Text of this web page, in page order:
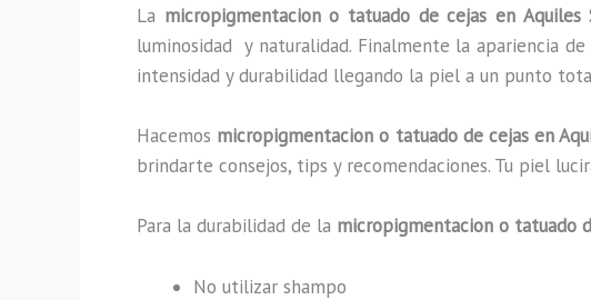
La micropigmentacion o tatuado de cejas en Aquiles
luminosidad y naturalidad. Finalmente la apariencia
intensidad y durabilidad llegando la piel a un punto
Hacemos micropigmentacion o tatuado de cejas en
brindarte consejos, tips y recomendaciones. Tu piel
Para la durabilidad de la micropigmentacion o tatuado
No utilizar shampo